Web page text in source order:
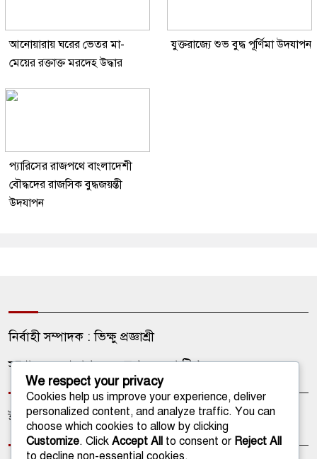
আনোয়ারায় ঘরের ভেতর মা-
মেয়ের রক্তাক্ত মরদেহ উদ্ধার
যুক্তরাজ্যে শুভ বুদ্ধ পূর্ণিমা উদযাপন
প্যারিসের রাজপথে বাংলাদেশী
বৌদ্ধদের রাজসিক বুদ্ধজয়ন্তী
উদযাপন
নির্বাহী সম্পাদক : ভিক্ষু প্রজ্ঞাশ্রী
সম্পাদক ও প্রকাশক : অনুপম বড়ুয়া টিপু
ইমেইল: onlinetathagata@gmail.com
We respect your privacy
Cookies help us improve your experience, deliver
personalized content, and analyze traffic. You can
choose which cookies to allow by clicking
Customize. Click Accept All to consent or Reject All
to decline non-essential cookies.